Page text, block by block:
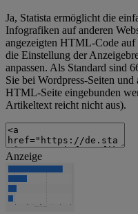
Ja, Statista ermöglicht die
Infografiken auf anderen
angezeigten HTML-Code auf
die Einstellung der
anpassen. Als Standard sind
Sie bei Wordpress-Seiten
HTML-Seite eingebunden
Artikeltext reicht nicht aus).
Anzeige